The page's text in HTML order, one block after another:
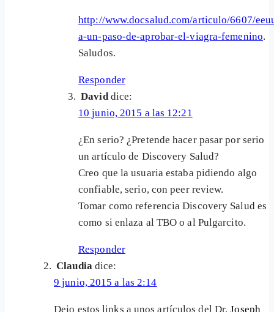
http://www.docsalud.com/articulo/6607/
a-un-paso-de-aprobar-el-viagra-femenino.
Saludos.
Responder
David dice:
10 junio, 2015 a las 12:21
¿En serio? ¿Pretende hacer pasar por serio
un artículo de Discovery Salud?
Creo que la usuaria estaba pidiendo algo
confiable, serio, con peer review.
Tomar como referencia Discovery Salud es
como si enlaza al TBO o al Pulgarcito.
Responder
Claudia dice:
9 junio, 2015 a las 2:14
Dejo estos links a unos artículos del Dr.Joseph